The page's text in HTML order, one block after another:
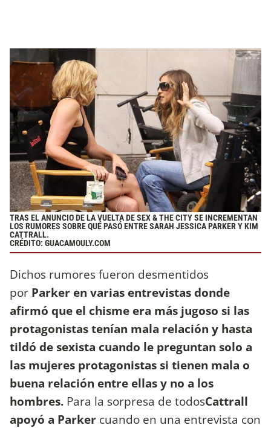
TRAS EL ANUNCIO DE LA VUELTA DE SEX & THE CITY SE INCREMENTAN
LOS RUMORES SOBRE QUÉ PASÓ ENTRE SARAH JESSICA PARKER Y KIM
CATTRALL.
CRÉDITO: GUACAMOULY.COM
Dichos rumores fueron desmentidos
por Parker en varias entrevistas donde
afirmó que el chisme era más jugoso si las
protagonistas tenían mala relación y hasta
tildó de sexista cuando le preguntan solo a
las mujeres protagonistas si tienen mala o
buena relación entre ellas y no a los
hombres. Para la sorpresa de todosCattrall
apoyó a Parker cuando en una entrevista con